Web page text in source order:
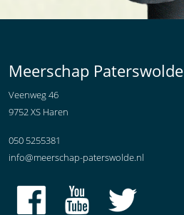
Meerschap Paterswolde
Veenweg 46
9752 XS Haren
050 5255381
info@meerschap-paterswolde.nl